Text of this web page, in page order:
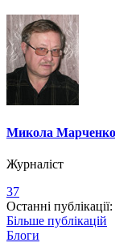
Микола Марченко
Журналіст
37
Останні публікації:
Більше публікацій
Блоги